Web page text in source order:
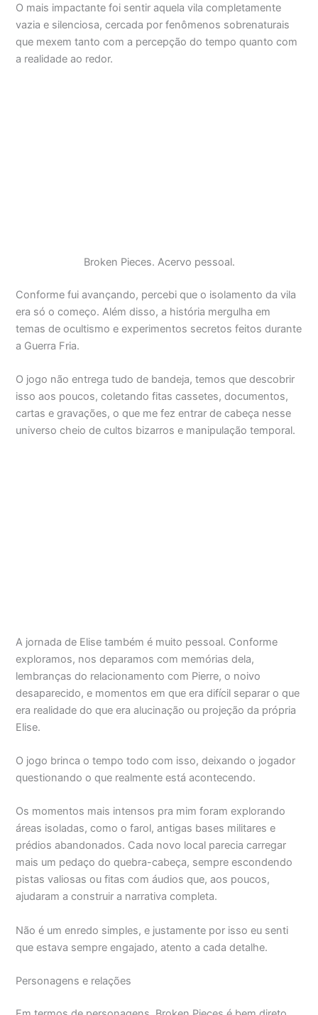
O mais impactante foi sentir aquela vila completamente
vazia e silenciosa, cercada por fenômenos sobrenaturais
que mexem tanto com a percepção do tempo quanto com
a realidade ao redor.
Broken Pieces. Acervo pessoal.
Conforme fui avançando, percebi que o isolamento da vila
era só o começo. Além disso, a história mergulha em
temas de ocultismo e experimentos secretos feitos durante
a Guerra Fria.
O jogo não entrega tudo de bandeja, temos que descobrir
isso aos poucos, coletando fitas cassetes, documentos,
cartas e gravações, o que me fez entrar de cabeça nesse
universo cheio de cultos bizarros e manipulação temporal.
A jornada de Elise também é muito pessoal. Conforme
exploramos, nos deparamos com memórias dela,
lembranças do relacionamento com Pierre, o noivo
desaparecido, e momentos em que era difícil separar o que
era realidade do que era alucinação ou projeção da própria
Elise.
O jogo brinca o tempo todo com isso, deixando o jogador
questionando o que realmente está acontecendo.
Os momentos mais intensos pra mim foram explorando
áreas isoladas, como o farol, antigas bases militares e
prédios abandonados. Cada novo local parecia carregar
mais um pedaço do quebra-cabeça, sempre escondendo
pistas valiosas ou fitas com áudios que, aos poucos,
ajudaram a construir a narrativa completa.
Não é um enredo simples, e justamente por isso eu senti
que estava sempre engajado, atento a cada detalhe.
Personagens e relações